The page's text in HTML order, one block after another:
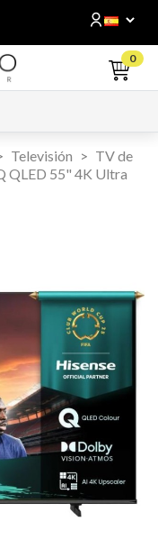
0
Televisión
TV de
QLED 55" 4K Ultra